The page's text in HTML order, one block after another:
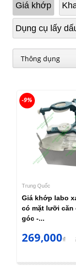
Giá khớp
Dụng cụ lấy
Trung Quốc
Giá khớp labo
có mặt lưỡi căn
góc -...
269,000₫
-9%